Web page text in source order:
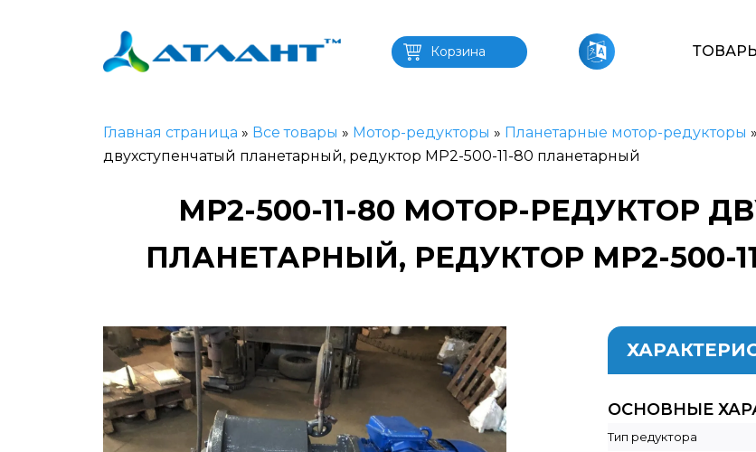
Корзина
Главная страница » Все товары » Мотор-редукторы » Планетарные мотор-редукторы »
двухступенчатый планетарный, редуктор МР2-500-11-80 планетарный
МР2-500-11-80 МОТОР-РЕДУКТОР
ПЛАНЕТАРНЫЙ, РЕДУКТОР МР2-500-
ОСНОВНЫЕ
Тип редуктора